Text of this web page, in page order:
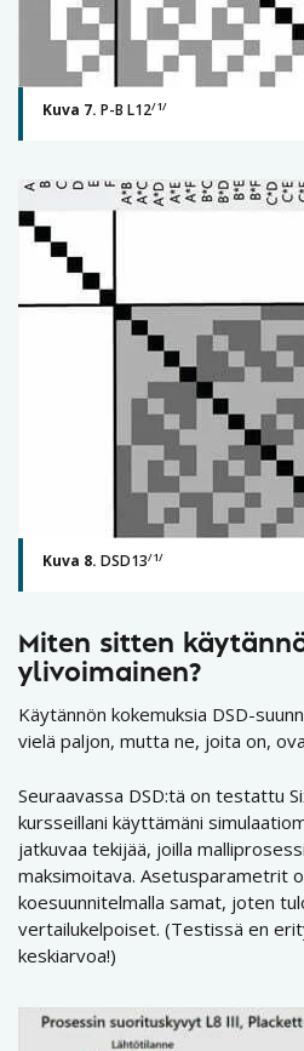
Kuva 7. P-B L12/1/
Kuva 8. DSD13/1/
Miten sitten
ylivoimainen?
Käytännön kokemuksia DSD-
vielä paljon, mutta ne, joita on,
Seuraavassa DSD:tä on testattu
kursseillani käyttämäni
jatkuvaa tekijää, joilla
maksimoitava. Asetusparametrit
koesuunnitelmalla samat, joten
vertailukelpoiset. (Testissä en
keskiarvoa!)